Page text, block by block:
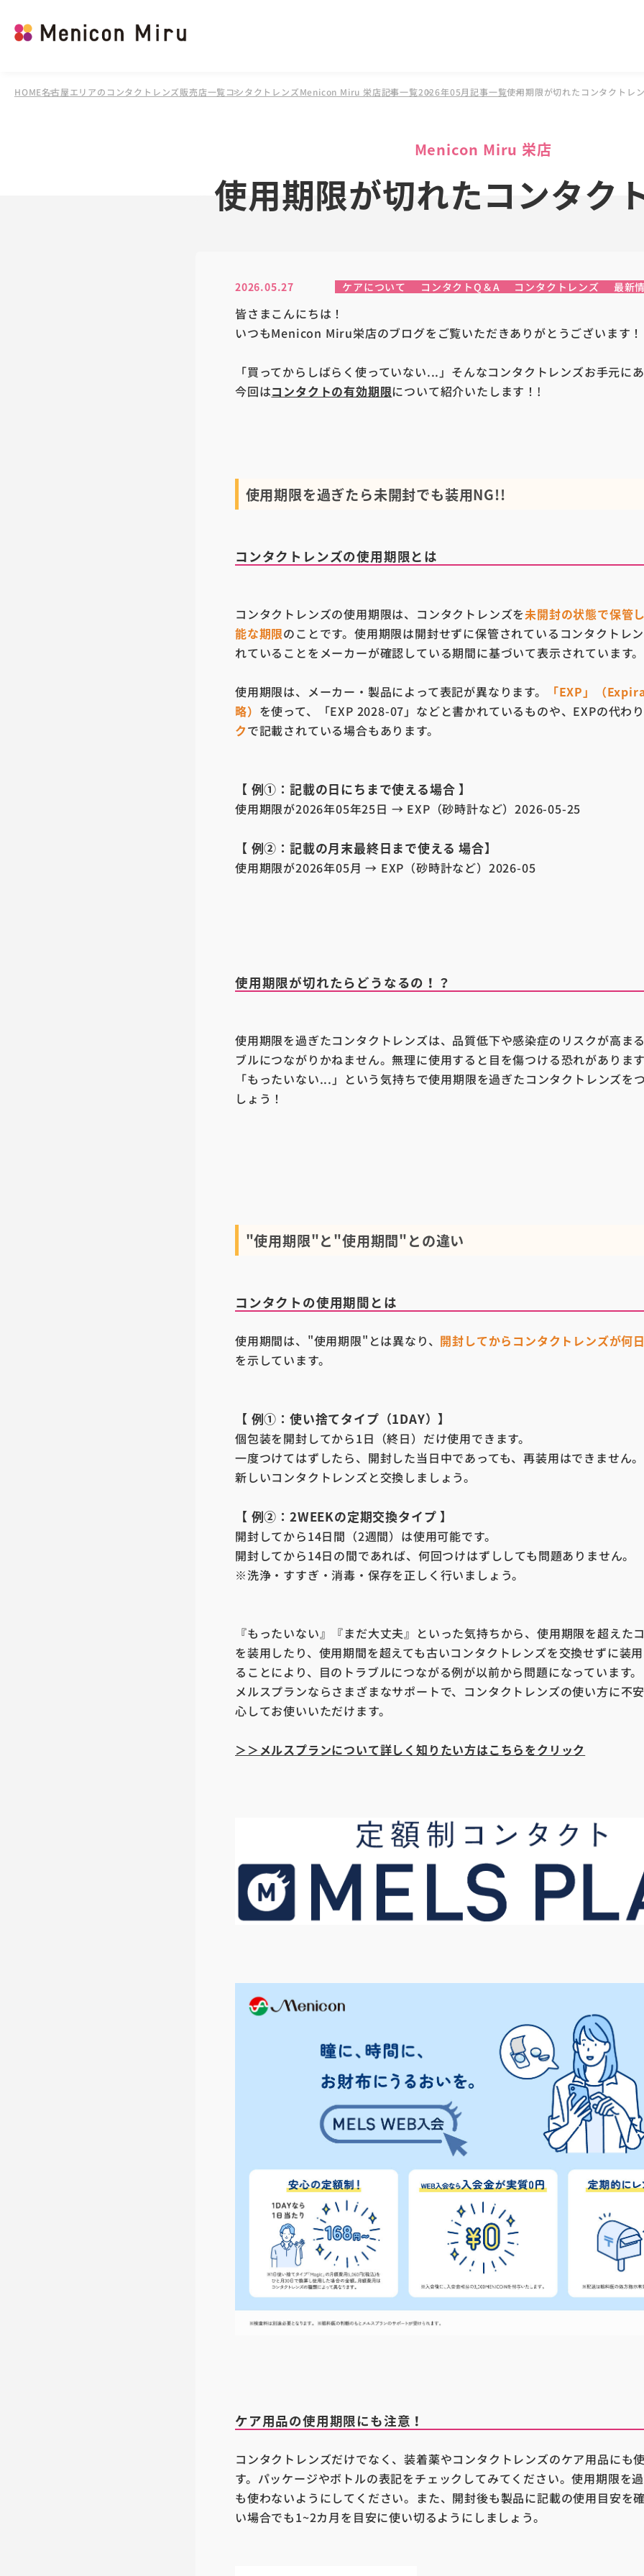
HOME名古屋エリアのコンタクトレンズ販売店一覧コンタクトレンズMenicon Miru 栄店記事一覧2026年05月記事一覧使用期限が切れたコンタクトレ
Menicon Miru 栄店
使用期限が切れたコンタク
2026.05.27 ケアについて コンタクトQ＆A コンタクトレンズ 最新
皆さまこんにちは！
いつもMenicon Miru栄店のブログをご覧いただきありがとうございます！
「買ってからしばらく使っていない...」そんなコンタクトレンズお手元に
今回はコンタクトの有効期限について紹介いたします！!
使用期限を過ぎたら未開封でも装用NG!!
コンタクトレンズの使用期限とは
コンタクトレンズの使用期限は、コンタクトレンズを未開封の状態で保管
能な期限のことです。使用期限は開封せずに保管されているコンタクトレ
れていることをメーカーが確認している期間に基づいて表示されています。
使用期限は、メーカー・製品によって表記が異なります。
「EXP」（
略） を使って、「EXP 2028-07」などと書かれているものや、EXPの代わ
クで記載されている場合もあります。
【 例①：記載の日にちまで使える場合 】
使用期限が2026年05年25日 → EXP（砂時計など）2026-05-25
【 例②：記載の月末最終日まで使える 場合】
使用期限が2026年05月 → EXP（砂時計など）2026-05
使用期限が切れたらどうなるの！？
使用期限を過ぎたコンタクトレンズは、品質低下や感染症のリスクが高ま
ブルにつながりかねません。無理に使用すると目を傷つける恐れがあります
「もったいない...」という気持ちで使用期限を過ぎたコンタクトレンズを
しょう！
"使用期限"と"使用期間"との違い
コンタクトの使用期間とは
使用期間は、"使用期限"とは異なり、 開封してからコンタクトレンズが何
を示しています。
【 例①：使い捨てタイプ（1DAY）】
個包装を開封してから1日（終日）だけ使用できます。
一度つけてはずしたら、開封した当日中であっても、再装用はできません。
新しいコンタクトレンズと交換しましょう。
【 例②：2WEEKの定期交換タイプ 】
開封してから14日間（2週間）は使用可能です。
開封してから14日の間であれば、何回つけはずししても問題ありません。
※洗浄・すすぎ・消毒・保存を正しく行いましょう。
『もったいない』『まだ大丈夫』といった気持ちから、使用期限を超えた
を装用したり、使用期間を超えても古いコンタクトレンズを交換せずに装
ることにより、目のトラブルにつながる例が以前から問題になっています。
メルスプランならさまざまなサポートで、コンタクトレンズの使い方に不
心してお使いいただけます。
＞＞メルスプランについて詳しく知りたい方はこちらをクリック
ケア用品の使用期限にも注意！
コンタクトレンズだけでなく、装着薬やコンタクトレンズのケア用品にも
す。パッケージやボトルの表記をチェックしてみてください。使用期限を
も使わないようにしてください。また、開封後も製品に記載の使用目安を
い場合でも1~2カ月を目安に使い切るようにしましょう。